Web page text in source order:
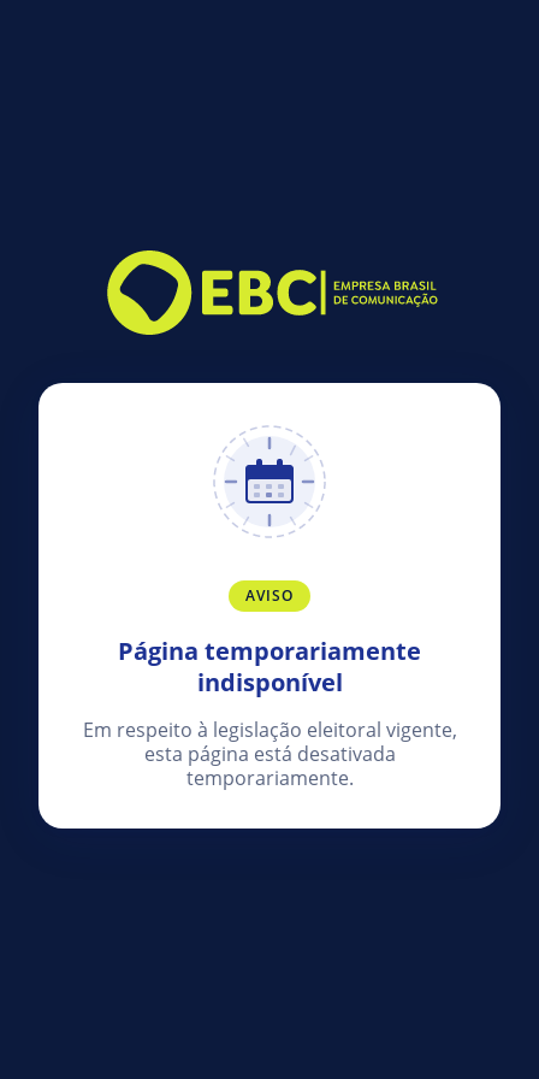
AVISO
Página temporariamente
indisponível
Em respeito à legislação eleitoral vigente,
esta página está desativada
temporariamente.